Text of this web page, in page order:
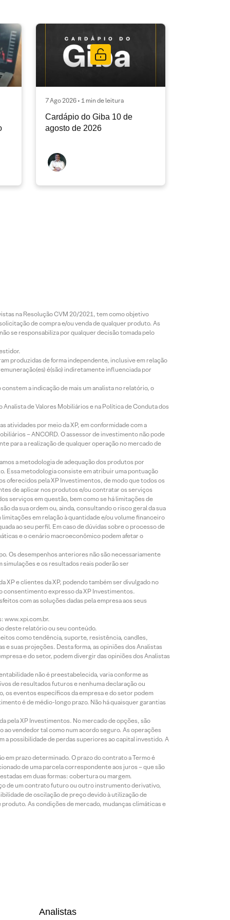
7 Ago 2026 • 1 min de leitura
Cardápio do Giba 10 de
agosto de 2026
na Resolução CVM 20/2021, tem como objetivo
de compra e/ou venda de qualquer produto. As
se responsabiliza por qualquer decisão tomada pelo
produzidas de forma independente, inclusive em relação
é(são) indiretamente influenciada por
a indicação de mais um analista no relatório, o
de Valores Mobiliários e na Política de Conduta dos
atividades por meio da XP, em conformidade com a
– ANCORD. O assessor de investimento não pode
para a realização de qualquer operação no mercado de
a metodologia de adequação dos produtos por
Essa metodologia consiste em atribuir uma pontuação
oferecidos pela XP Investimentos, de modo que todos os
de aplicar nos produtos e/ou contratar os serviços
serviços em questão, bem como se há limitações de
da sua ordem ou, ainda, consultando o risco geral da sua
em relação à quantidade e/ou volume financeiro
ao seu perfil. Em caso de dúvidas sobre o processo de
e o cenário macroeconômico podem afetar o
Os desempenhos anteriores não são necessariamente
e os resultados reais poderão ser
e clientes da XP, podendo também ser divulgado no
consentimento expresso da XP Investimentos.
com as soluções dadas pela empresa aos seus
www.xpi.com.br.
deste relatório ou seu conteúdo.
como tendência, suporte, resistência, candles,
e suas projeções. Desta forma, as opiniões dos Analistas
e do setor, podem divergir das opiniões dos Analistas
não é preestabelecida, varia conforme as
de resultados futuros e nenhuma declaração ou
os eventos específicos da empresa e do setor podem
é de médio-longo prazo. Não há quaisquer garantias
pela XP Investimentos. No mercado de opções, são
vendedor tal como num acordo seguro. As operações
possibilidade de perdas superiores ao capital investido. A
em prazo determinado. O prazo do contrato a Termo é
de uma parcela correspondente aos juros – que são
em duas formas: cobertura ou margem.
de um contrato futuro ou outro instrumento derivativo,
de oscilação de preço devido à utilização de
As condições de mercado, mudanças climáticas e
Analistas